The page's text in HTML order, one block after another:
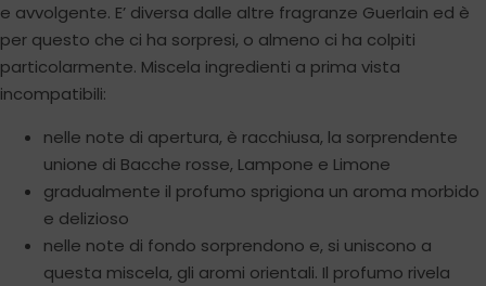
e avvolgente. E’ diversa dalle altre fragranze Guerlain ed è
per questo che ci ha sorpresi, o almeno ci ha colpiti
particolarmente. Miscela ingredienti a prima vista
incompatibili:
nelle note di apertura, è racchiusa, la sorprendente
unione di Bacche rosse, Lampone e Limone
gradualmente il profumo sprigiona un aroma morbido
e delizioso
nelle note di fondo sorprendono e, si uniscono a
questa miscela, gli aromi orientali. Il profumo rivela